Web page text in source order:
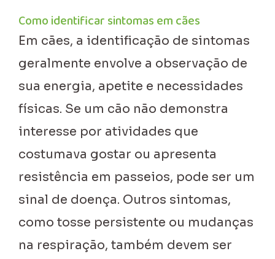
Como identificar sintomas em cães
Em cães, a identificação de sintomas
geralmente envolve a observação de
sua energia, apetite e necessidades
físicas. Se um cão não demonstra
interesse por atividades que
costumava gostar ou apresenta
resistência em passeios, pode ser um
sinal de doença. Outros sintomas,
como tosse persistente ou mudanças
na respiração, também devem ser